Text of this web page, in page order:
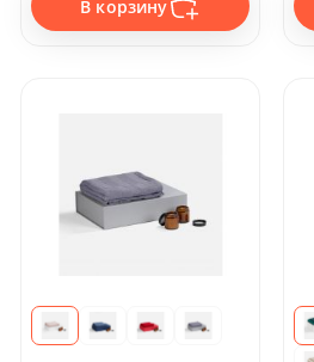
В корзину